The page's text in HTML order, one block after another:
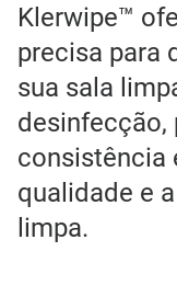
Klerwipe™
precisa para
sua sala
desinfecção,
consistência
qualidade e
limpa.